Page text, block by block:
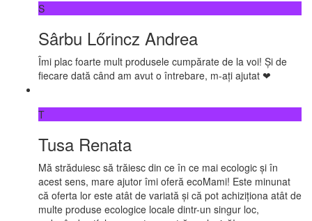
S
Sârbu Lőrincz Andrea
Îmi plac foarte mult produsele cumpărate de la voi! Și de
fiecare dată când am avut o întrebare, m-ați ajutat ❤
T
Tusa Renata
Mă străduiesc să trăiesc din ce în ce mai ecologic și în
acest sens, mare ajutor îmi oferă ecoMami! Este minunat
că oferta lor este atât de variată și că pot achiziționa atât de
multe produse ecologice locale dintr-un singur loc,